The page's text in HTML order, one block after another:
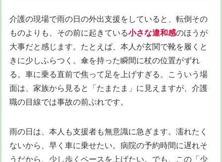
介護の現場で雨の日の外出支援をしていると、転倒その
ものよりも、その前に起きている小さな違和感のほうが
大事だと感じます。たとえば、本人が玄関で靴を履くと
きに少しふらつく。傘を持った瞬間に杖の位置がずれ
る。車に乗る直前で焦って足を上げすぎる。こういう場
面は、家族から見ると「たまたま」に見えますが、介護
職の目線では事故の前ぶれです。
雨の日は、本人も支援者も無意識に急ぎます。濡れたく
ないから、早く車に乗せたい。病院の予約時間に遅れそ
うだから、少し歩くペースを上げたい。でも、この「少